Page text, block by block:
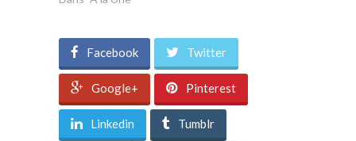
Facebook Twitter
Google+ Pinterest
Linkedin Tumblr